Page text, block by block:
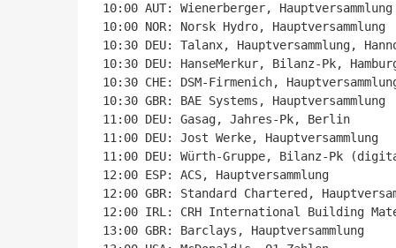
10:00 AUT: Wienerberger, Hauptversammlung
10:00 NOR: Norsk Hydro, Hauptversammlung
10:30 DEU: Talanx, Hauptversammlung,
10:30 DEU: HanseMerkur, Bilanz-Pk,
10:30 CHE: DSM-Firmenich,
10:30 GBR: BAE Systems, Hauptversammlung
11:00 DEU: Gasag, Jahres-Pk, Berlin
11:00 DEU: Jost Werke, Hauptversammlung
11:00 DEU: Würth-Gruppe, Bilanz-Pk
12:00 ESP: ACS, Hauptversammlung
12:00 GBR: Standard Chartered,
12:00 IRL: CRH International Building
13:00 GBR: Barclays, Hauptversammlung